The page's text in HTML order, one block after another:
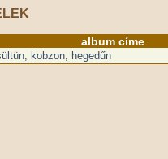
album címe
kobzon, hegedűn